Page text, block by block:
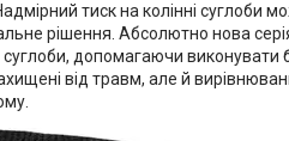
тиск на колінні суглоби
рішення. Абсолютно нова
допомагаючи виконувати
від травм, але й